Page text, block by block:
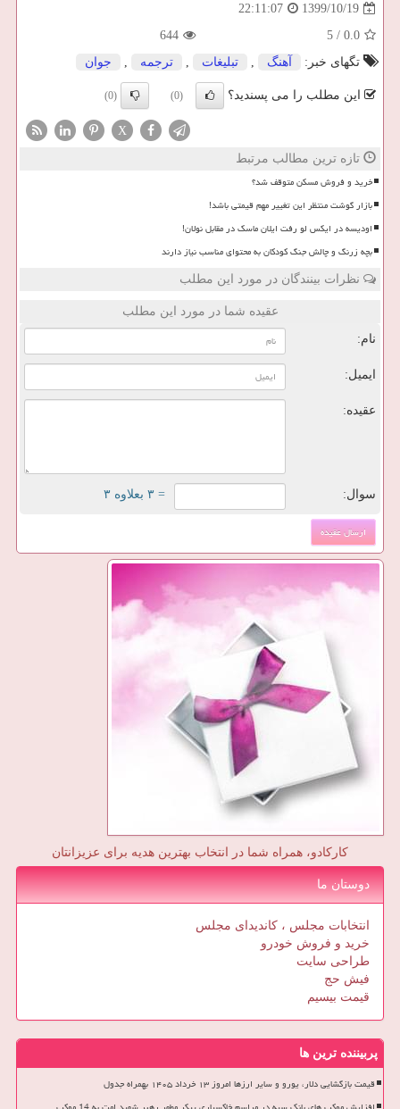
1399/10/19
22:11:07
0.0
/
5
644
تگهای خبر:
آهنگ , تبلیغات , ترجمه , جوان
این مطلب را می پسندید؟ (0)
(0)
X
تازه ترین مطالب مرتبط
خرید و فروش مسکن متوقف شد؟
بازار گوشت منتظر این تغییر مهم قیمتی باشد!
اودیسه در ایکس لو رفت ایلان ماسک در مقابل نولان!
بچه زرنگ و چالش جنگ کودکان به محتوای مناسب نیاز دارند
نظرات بینندگان در مورد این مطلب
عقیده شما در مورد این مطلب
نام:
ایمیل:
عقیده:
سوال: = ۳ بعلاوه ۳
کارکادو، همراه شما در انتخاب بهترین هدیه برای عزیزانتان
دوستان ما
انتخابات مجلس ، کاندیدای مجلس
خرید و فروش خودرو
طراحی سایت
فیش حج
قیمت بیسیم
پربیننده ترین ها
قیمت بازگشایی دلار، یورو و سایر ارزها امروز ۱۳ خرداد ۱۴۰۵ بهمراه جدول